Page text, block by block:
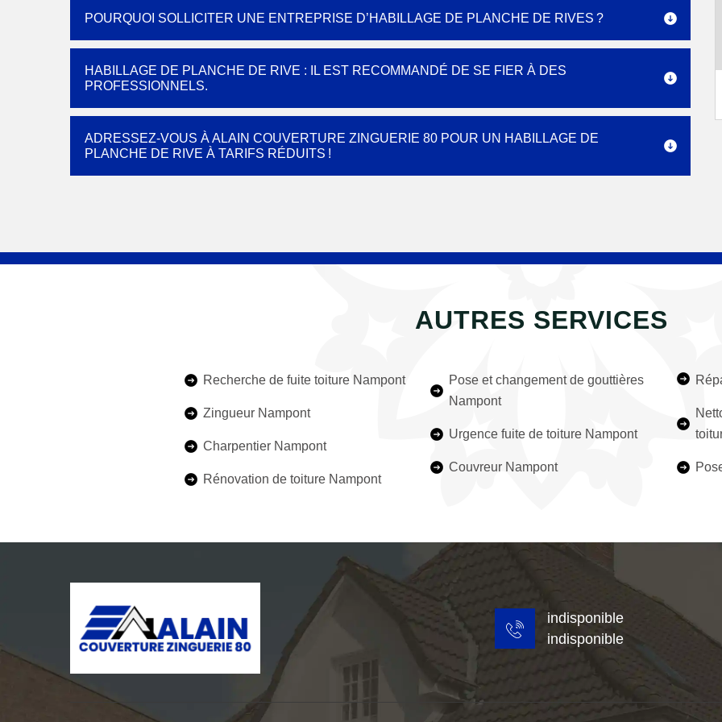
POURQUOI SOLLICITER UNE ENTREPRISE D’HABILLAGE DE PLANCHE DE RIVES ?
HABILLAGE DE PLANCHE DE RIVE : IL EST RECOMMANDÉ DE SE FIER À DES
PROFESSIONNELS.
ADRESSEZ-VOUS À ALAIN COUVERTURE ZINGUERIE 80 POUR UN HABILLAGE DE
PLANCHE DE RIVE À TARIFS RÉDUITS !
AUTRES SERVICES
Recherche de fuite toiture Nampont
Zingueur Nampont
Charpentier Nampont
Rénovation de toiture Nampont
Pose et changement de gouttières
Nampont
Urgence fuite de toiture Nampont
Couvreur Nampont
indisponible
indisponible